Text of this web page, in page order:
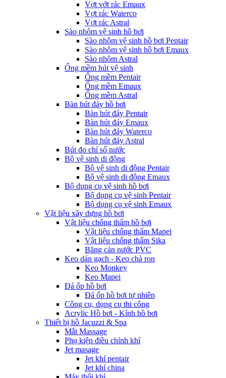
Vợt vớt rác Emaux
Vợt rác Waterco
Vợt rác Astral
Sào nhôm vệ sinh hồ bơi
Sào nhôm vệ sinh hồ bơi Pentair
Sào nhôm vệ sinh hồ bơi Emaux
Sào nhôm Astral
Ống mềm hút vệ sinh
Ống mềm Pentair
Ống mềm Emaux
Ống mềm Astral
Bàn hút đáy hồ bơi
Bàn hút đáy Pentair
Bàn hút đáy Emaux
Bàn hút đáy Waterco
Bàn hút đáy Astral
Bút đo chỉ số nước
Bộ vệ sinh di động
Bộ vệ sinh di động Pentair
Bộ vệ sinh di động Emaux
Bộ dụng cụ vệ sinh hồ bơi
Bộ dụng cụ vệ sinh Pentair
Bộ dụng cụ vệ sinh Emaux
Vật liệu xây dựng hồ bơi
Vật liệu chống thấm hồ bơi
Vật liệu chống thấm Mapei
Vật liệu chống thấm Sika
Băng cản nước PVC
Keo dán gạch - Keo chà ron
Keo Monkey
Keo Mapei
Đá ốp hồ bơi
Đá ốp hồ bơi tự nhiên
Công cụ, dụng cụ thi công
Acrylic Hồ bơi - Kính hồ bơi
Thiết bị hồ Jacuzzi & Spa
Mắt Massage
Phụ kiện điều chỉnh khí
Jet masage
Jet khí pentair
Jet khí china